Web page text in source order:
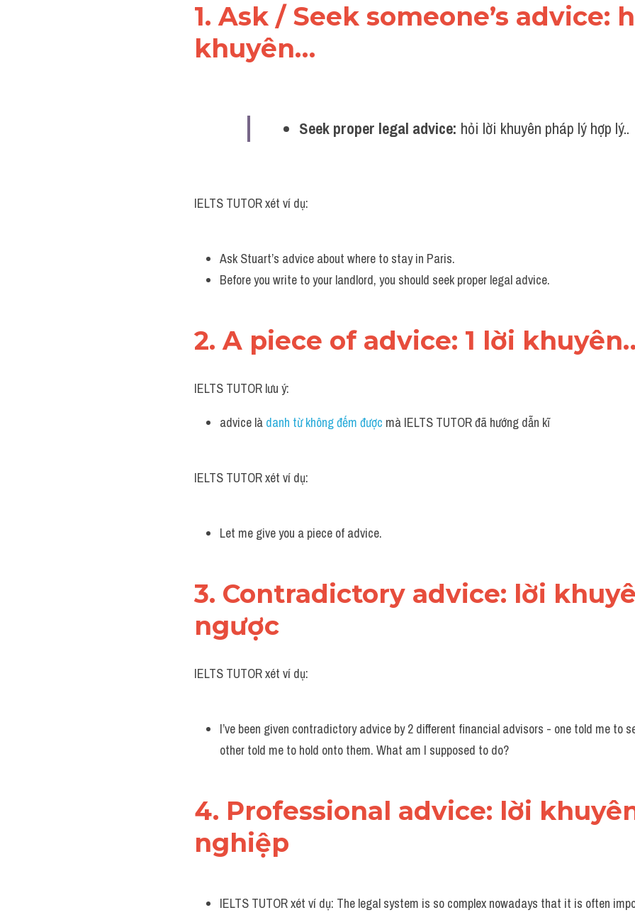
1. Ask / Seek someone’s advice:
khuyên…
Seek proper legal advice: hỏi lời khuyên pháp lý hợp lý..
IELTS TUTOR xét ví dụ:
Ask Stuart’s advice about where to stay in Paris.
Before you write to your landlord, you should seek proper legal advice.
2. A piece of advice: 1 lời
IELTS TUTOR lưu ý:
advice là danh từ không đếm được mà IELTS TUTOR đã hướng dẫn kĩ
IELTS TUTOR xét ví dụ:
Let me give you a piece of advice.
3. Contradictory advice: lời
ngược
IELTS TUTOR xét ví dụ:
I’ve been given contradictory advice by 2 different financial advisors - one told me to
other told me to hold onto them. What am I supposed to do?
4. Professional advice: lời
nghiệp
IELTS TUTOR xét ví dụ: The legal system is so complex nowadays that it is often